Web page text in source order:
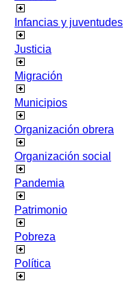
Infancias y juventudes
Justicia
Migración
Municipios
Organización obrera
Organización social
Pandemia
Patrimonio
Pobreza
Política